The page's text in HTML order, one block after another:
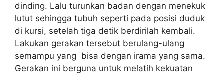
dinding. Lalu turunkan badan dengan menekuk
lutut sehingga tubuh seperti pada posisi duduk
di kursi, setelah tiga detik berdirilah kembali.
Lakukan gerakan tersebut berulang-ulang
semampu yang bisa dengan irama yang sama.
Gerakan ini berguna untuk melatih kekuatan